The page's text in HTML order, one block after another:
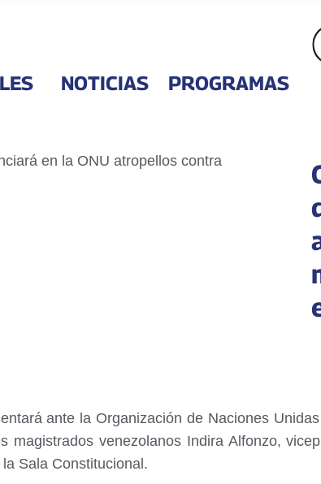
NOTICIAS PROGRAMAS
ante la Organización de Naciones
magistrados venezolanos Indira Alfonzo,
Sala Constitucional.